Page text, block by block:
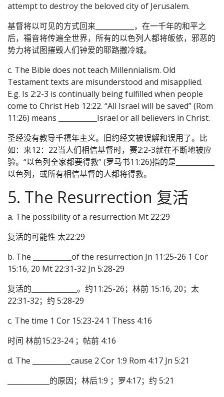
attempt to destroy the beloved city of Jerusalem.
基督将以可见的方式回来___________，在一千年的和平之
后，福音将传遍全世界，所有的以色列人都将皈依，邪恶的
势力将试图摧毁人们钟爱的耶路撒冷城。
c. The Bible does not teach Millennialism. Old
Testament texts are misunderstood and misapplied.
E.g. Is 2:2-3 is continually being fulfilled when people
come to Christ Heb 12:22. “All Israel will be saved” (Rom
11:26) means ___________Israel or all believers in Christ.
圣经没有教导千禧年主义。旧约经文被误解和误用了。比
如：来12：22当人们相信基督时，赛2:2-3就在不断地被应
验。“以色列全家都要得救” (罗马书11:26)指的是___________
以色列，或所有相信基督的人都将得救。
5. The Resurrection 复活
a. The possibility of a resurrection Mt 22:29
复活的可能性 太22:29
b. The ___________of the resurrection Jn 11:25-26 1 Cor
15:16, 20 Mt 22:31-32 Jn 5:28-29
复活的_____________。约11:25-26；林前 15:16, 20；太
22:31-32；约 5:28-29
c. The time 1 Cor 15:23-24 1 Thess 4:16
时间 林前15:23-24 ；帖前 4:16
d. The ___________cause 2 Cor 1:9 Rom 4:17 Jn 5:21
____________的原因；林后1:9 ；罗4:17；约 5:21